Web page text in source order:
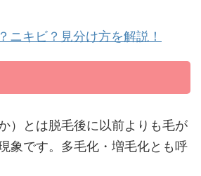
ニキビ？見分け方を解説！
）とは脱毛後に以前よりも毛が
象です。多毛化・増毛化とも呼